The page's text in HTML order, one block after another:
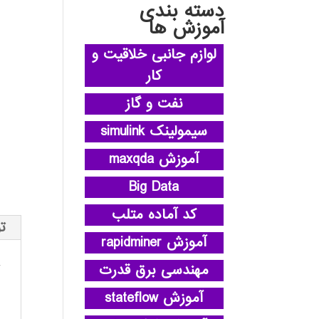
دسته بندی
آموزش ها
لوازم جانبی خلاقیت و
کار
نفت و گاز
سیمولینک simulink
آموزش maxqda
Big Data
کد آماده متلب
آموزش rapidminer
مهندسی برق قدرت
آموزش stateflow